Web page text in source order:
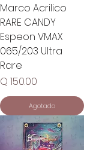
Marco Acrilico
RARE CANDY
Espeon VMAX
065/203 Ultra
Rare
Precio
Q 150.00
Agotado